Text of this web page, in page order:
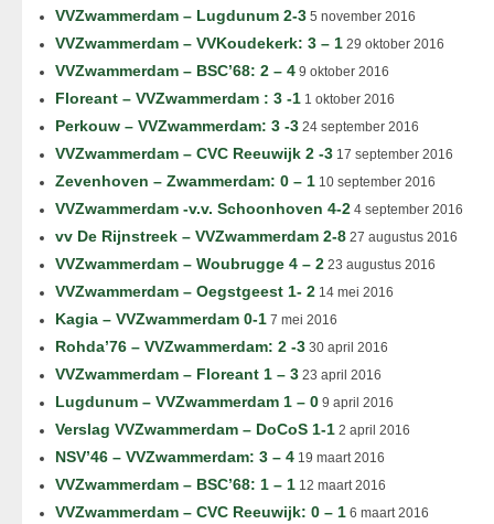
VVZwammerdam – Lugdunum 2-3 5 november 2016
VVZwammerdam – VVKoudekerk: 3 – 1 29 oktober 2016
VVZwammerdam – BSC’68: 2 – 4 9 oktober 2016
Floreant – VVZwammerdam : 3 -1 1 oktober 2016
Perkouw – VVZwammerdam: 3 -3 24 september 2016
VVZwammerdam – CVC Reeuwijk 2 -3 17 september 2016
Zevenhoven – Zwammerdam: 0 – 1 10 september 2016
VVZwammerdam -v.v. Schoonhoven 4-2 4 september 2016
vv De Rijnstreek – VVZwammerdam 2-8 27 augustus 2016
VVZwammerdam – Woubrugge 4 – 2 23 augustus 2016
VVZwammerdam – Oegstgeest 1- 2 14 mei 2016
Kagia – VVZwammerdam 0-1 7 mei 2016
Rohda’76 – VVZwammerdam: 2 -3 30 april 2016
VVZwammerdam – Floreant 1 – 3 23 april 2016
Lugdunum – VVZwammerdam 1 – 0 9 april 2016
Verslag VVZwammerdam – DoCoS 1-1 2 april 2016
NSV’46 – VVZwammerdam: 3 – 4 19 maart 2016
VVZwammerdam – BSC’68: 1 – 1 12 maart 2016
VVZwammerdam – CVC Reeuwijk: 0 – 1 6 maart 2016